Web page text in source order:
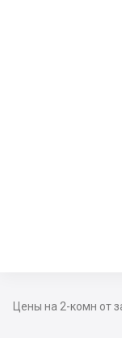
Цены на 2-комн от